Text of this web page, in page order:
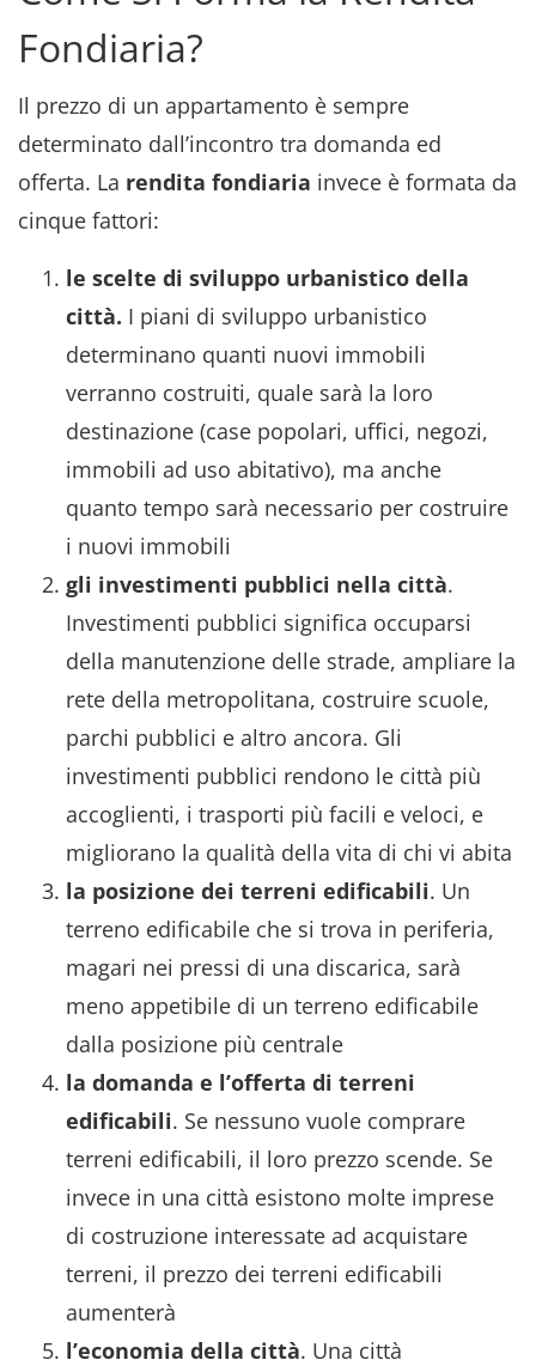
Fondiaria?
Il prezzo di un appartamento è sempre
determinato dall’incontro tra domanda ed
offerta. La rendita fondiaria invece è formata da
cinque fattori:
le scelte di sviluppo urbanistico della
città. I piani di sviluppo urbanistico
determinano quanti nuovi immobili
verranno costruiti, quale sarà la loro
destinazione (case popolari, uffici, negozi,
immobili ad uso abitativo), ma anche
quanto tempo sarà necessario per costruire
i nuovi immobili
gli investimenti pubblici nella città.
Investimenti pubblici significa occuparsi
della manutenzione delle strade, ampliare la
rete della metropolitana, costruire scuole,
parchi pubblici e altro ancora. Gli
investimenti pubblici rendono le città più
accoglienti, i trasporti più facili e veloci, e
migliorano la qualità della vita di chi vi abita
la posizione dei terreni edificabili. Un
terreno edificabile che si trova in periferia,
magari nei pressi di una discarica, sarà
meno appetibile di un terreno edificabile
dalla posizione più centrale
la domanda e l’offerta di terreni
edificabili. Se nessuno vuole comprare
terreni edificabili, il loro prezzo scende. Se
invece in una città esistono molte imprese
di costruzione interessate ad acquistare
terreni, il prezzo dei terreni edificabili
aumenterà
l’economia della città. Una città